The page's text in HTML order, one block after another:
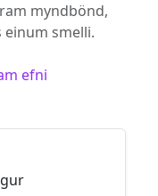
myndbönd,
einum smelli.
efni